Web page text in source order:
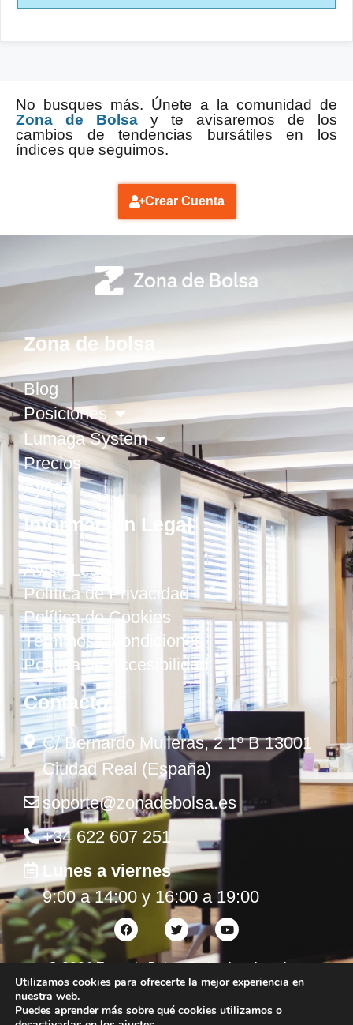
No busques más. Únete a la comunidad de
Zona de Bolsa y te avisaremos de los
cambios de tendencias bursátiles en los
índices que seguimos.
Crear Cuenta
Zona de bolsa
Blog
Posiciones
Lumaga System
Precios
Ayuda
Información Legal
Aviso Legal
Política de Privacidad
Política de Cookies
Términos y condiciones
Política de Accesibilidad
Contacto
C/ Bernardo Mulleras, 2 1º B 13001
Ciudad Real (España)
soporte@zonadebolsa.es
+34 622 607 251
Lunes a viernes
9:00 a 14:00 y 16:00 a 19:00
©2026Zona de Bolsa. Todos los derechos
reservados.
Utilizamos cookies para ofrecerte la mejor experiencia en
nuestra web.
Puedes aprender más sobre qué cookies utilizamos o